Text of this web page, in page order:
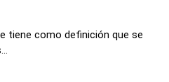
tiene como definición que se